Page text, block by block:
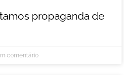
propaganda de
comentário